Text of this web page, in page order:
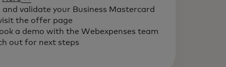
validate your Business Mastercard
the offer page
a demo with the Webexpenses team
out for next steps